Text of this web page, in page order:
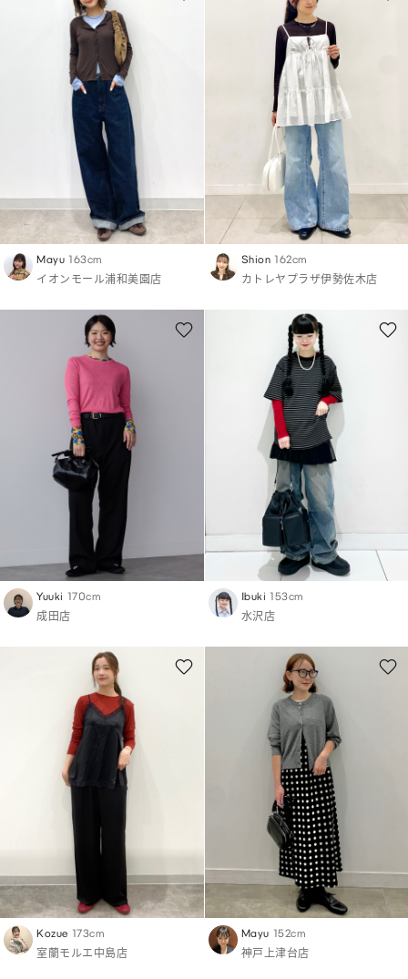
Mayu 163cm
イオンモール浦和美園店
Shion 162cm
カトレヤプラザ伊勢佐木店
Yuuki 170cm
成田店
Ibuki 153cm
水沢店
Kozue 173cm
室蘭モルエ中島店
Mayu 152cm
神戸上津台店